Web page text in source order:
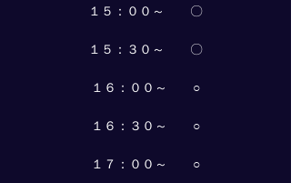
１５：００～　　〇
１５：３０～　　〇
１６：００～　　○
１６：３０～　　○
１７：００～　　○